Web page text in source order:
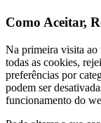
Como Aceitar,
Na primeira visita ao
todas as cookies,
preferências por
podem ser
funcionamento do